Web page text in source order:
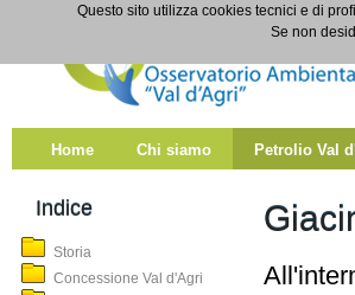
Salta al contenuto
Giacimento
Home Chi siamo Petrolio Val
Indice
Storia
Concessione Val d'Agri
Questo sito utilizza cookies tecnici e di
Se non